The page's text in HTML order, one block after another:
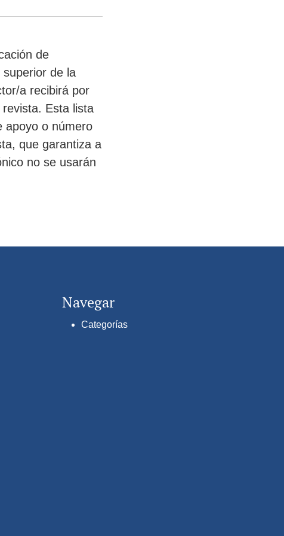
de
de la
a recibirá por
Esta lista
apoyo o número
que garantiza a
no se usarán
Navegar
Categorías